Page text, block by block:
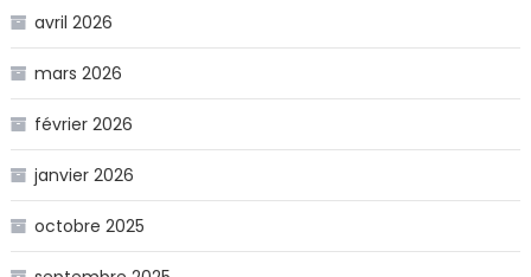
avril 2026
mars 2026
février 2026
janvier 2026
octobre 2025